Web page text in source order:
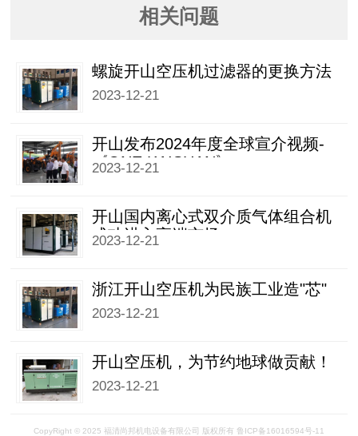
相关问题
螺旋开山空压机过滤器的更换方法
2023-12-21
开山发布2024年度全球宣介视频-
《ONE KAISHAN》
2023-12-21
开山国内离心式双介质气体组合机
成功进入高端市场
2023-12-21
浙江开山空压机为民族工业造"芯"
2023-12-21
开山空压机，为节约地球做贡献！
2023-12-21
CopyRight © 2025 福清尚邦机电设备有限公司 版权所有 鲁ICP备16016594号-11